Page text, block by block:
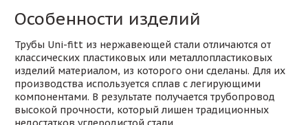
Особенности изделий
Трубы Uni-fitt из нержавеющей стали отличаются от
классических пластиковых или металлопластиковых
изделий материалом, из которого они сделаны. Для их
производства используется сплав с легирующими
компонентами. В результате получается трубопровод
высокой прочности, который лишен традиционных